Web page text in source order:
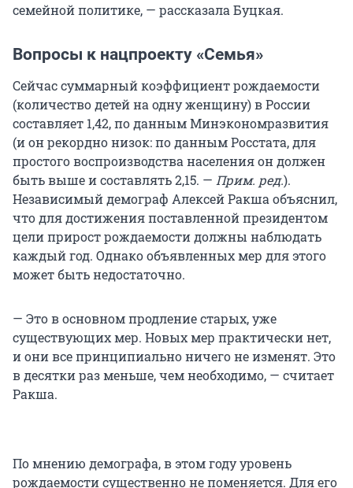
семейной политике, — рассказала Буцкая.
Вопросы к нацпроекту «Семья»
Сейчас суммарный коэффициент рождаемости
(количество детей на одну женщину) в России
составляет 1,42, по данным Минэкономразвития
(и он рекордно низок: по данным Росстата, для
простого воспроизводства населения он должен
быть выше и составлять 2,15. — Прим. ред.).
Независимый демограф Алексей Ракша объяснил,
что для достижения поставленной президентом
цели прирост рождаемости должны наблюдать
каждый год. Однако объявленных мер для этого
может быть недостаточно.
— Это в основном продление старых, уже
существующих мер. Новых мер практически нет,
и они все принципиально ничего не изменят. Это
в десятки раз меньше, чем необходимо, — считает
Ракша.
По мнению демографа, в этом году уровень
рождаемости существенно не поменяется. Для его